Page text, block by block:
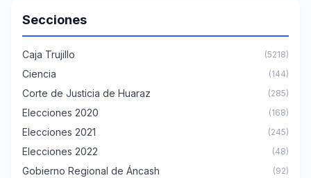
Secciones
Caja Trujillo (5218)
Ciencia (144)
Corte de Justicia de Huaraz (285)
Elecciones 2020 (168)
Elecciones 2021 (245)
Elecciones 2022 (48)
Gobierno Regional de Áncash (92)